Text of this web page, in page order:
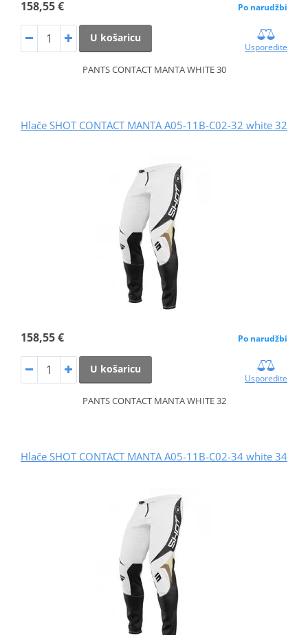
158,55 € Po narudžbi
U košaricu
Usporedite
PANTS CONTACT MANTA WHITE 30
Hlače SHOT CONTACT MANTA A05-11B-C02-32 white 32
158,55 € Po narudžbi
U košaricu
Usporedite
PANTS CONTACT MANTA WHITE 32
Hlače SHOT CONTACT MANTA A05-11B-C02-34 white 34